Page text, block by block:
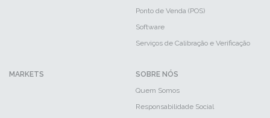
Ponto de Venda (POS)
Software
Serviços de Calibração e Verificação
MARKETS
SOBRE NÓS
Quem Somos
Responsabilidade Social